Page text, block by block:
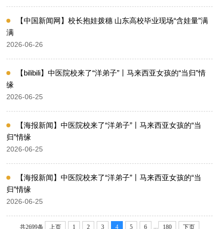
【中国新闻网】校长抱娃拨穗 山东高校毕业现场“含娃量”满
满
2026-06-26
【bilibili】中医院校来了“洋弟子”丨马来西亚女孩的“当归”情
缘
2026-06-25
【海报新闻】中医院校来了“洋弟子”丨马来西亚女孩的“当
归”情缘
2026-06-25
【海报新闻】中医院校来了“洋弟子”丨马来西亚女孩的“当
归”情缘
2026-06-25
共2699条 上页 1 2 3 4 5 6 180 下页